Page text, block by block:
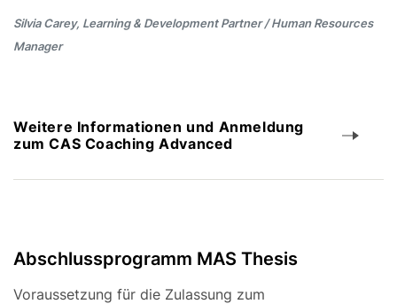
Silvia Carey, Learning & Development Partner / Human Resources
Manager
Weitere Informationen und Anmeldung
zum CAS Coaching Advanced
Abschlussprogramm MAS Thesis
Voraussetzung für die Zulassung zum